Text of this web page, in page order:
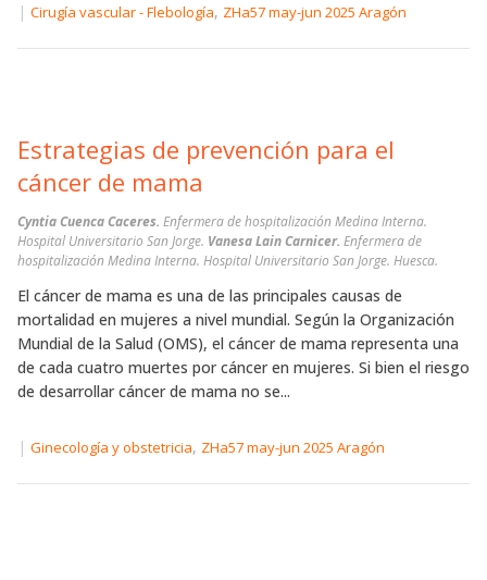
| Cirugía vascular - Flebología, ZHa57 may-jun 2025 Aragón
Estrategias de prevención para el
cáncer de mama
Cyntia Cuenca Caceres. Enfermera de hospitalización Medina Interna.
Hospital Universitario San Jorge. Vanesa Lain Carnicer. Enfermera de
hospitalización Medina Interna. Hospital Universitario San Jorge. Huesca.
El cáncer de mama es una de las principales causas de
mortalidad en mujeres a nivel mundial. Según la Organización
Mundial de la Salud (OMS), el cáncer de mama representa una
de cada cuatro muertes por cáncer en mujeres. Si bien el riesgo
de desarrollar cáncer de mama no se...
| Ginecología y obstetricia, ZHa57 may-jun 2025 Aragón